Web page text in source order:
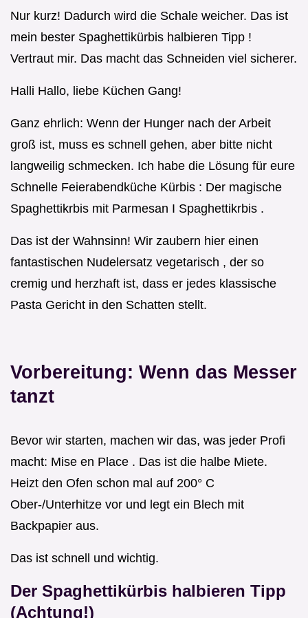
Nur kurz! Dadurch wird die Schale weicher. Das ist
mein bester Spaghettikürbis halbieren Tipp !
Vertraut mir. Das macht das Schneiden viel sicherer.
Halli Hallo, liebe Küchen Gang!
Ganz ehrlich: Wenn der Hunger nach der Arbeit
groß ist, muss es schnell gehen, aber bitte nicht
langweilig schmecken. Ich habe die Lösung für eure
Schnelle Feierabendküche Kürbis : Der magische
Spaghettikrbis mit Parmesan I Spaghettikrbis .
Das ist der Wahnsinn! Wir zaubern hier einen
fantastischen Nudelersatz vegetarisch , der so
cremig und herzhaft ist, dass er jedes klassische
Pasta Gericht in den Schatten stellt.
Vorbereitung: Wenn das Messer
tanzt
Bevor wir starten, machen wir das, was jeder Profi
macht: Mise en Place . Das ist die halbe Miete.
Heizt den Ofen schon mal auf 200° C
Ober-/Unterhitze vor und legt ein Blech mit
Backpapier aus.
Das ist schnell und wichtig.
Der Spaghettikürbis halbieren Tipp
(Achtung!)